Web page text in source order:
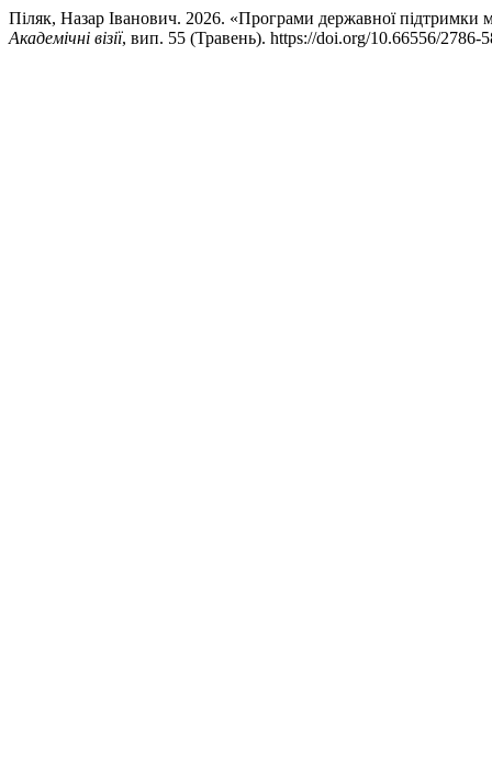
Піляк, Назар Іванович. 2026. «Програми державної підтримки
Академічні візії, вип. 55 (Травень). https://doi.org/10.66556/2786-